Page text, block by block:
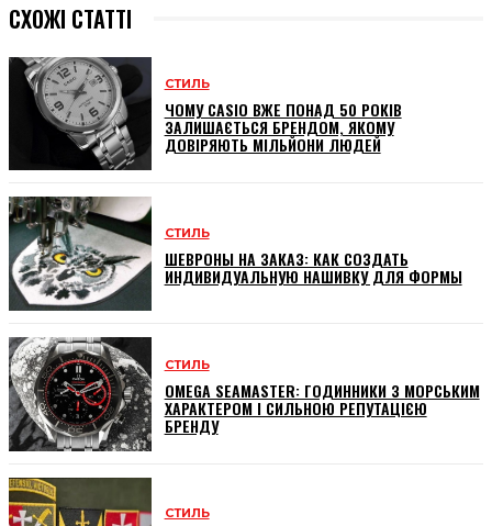
СХОЖІ СТАТТІ
СТИЛЬ
ЧОМУ CASIO ВЖЕ ПОНАД 50 РОКІВ
ЗАЛИШАЄТЬСЯ БРЕНДОМ, ЯКОМУ
ДОВІРЯЮТЬ МІЛЬЙОНИ ЛЮДЕЙ
СТИЛЬ
ШЕВРОНЫ НА ЗАКАЗ: КАК СОЗДАТЬ
ИНДИВИДУАЛЬНУЮ НАШИВКУ ДЛЯ ФОРМЫ
СТИЛЬ
OMEGA SEAMASTER: ГОДИННИКИ З МОРСЬКИМ
ХАРАКТЕРОМ І СИЛЬНОЮ РЕПУТАЦІЄЮ
БРЕНДУ
СТИЛЬ